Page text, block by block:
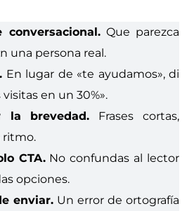
conversacional.Que parezca
una persona real.
En lugar de «te ayudamos», di
en un 30%».
la brevedad. Frases cortas,
ritmo.
CTA.No confundas al lector
opciones.
enviar. Un error de ortografía